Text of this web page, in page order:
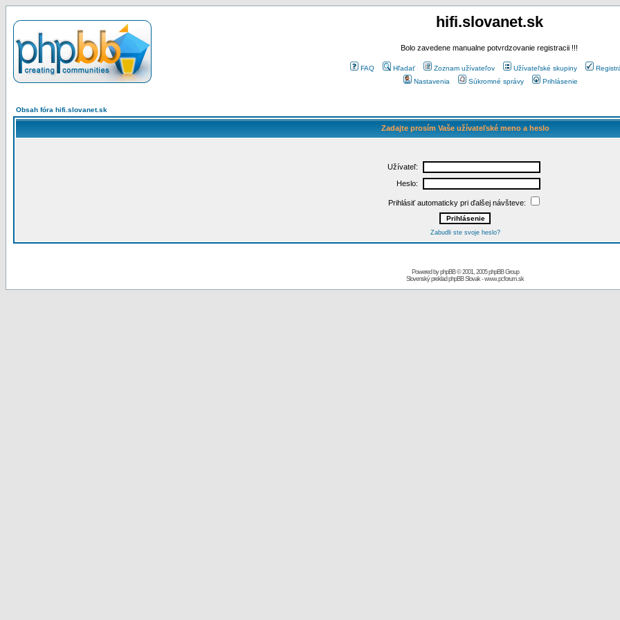
hifi.slovanet.sk
Bolo zavedene manualne potvrdzovanie registracii !!!
FAQ Hľadať Zoznam užívateľov Užívateľské skupiny
Nastavenia
Súkromné správy Prihlásenie
Obsah fóra hifi.slovanet.sk
Zadajte prosím Vaše užívateľské meno a heslo
Užívateľ:
Heslo:
Prihlásiť automaticky pri ďalšej návšteve:
Zabudli ste svoje heslo?
Powered byphpBB© 2001, 2005 phpBB Group
Slovenský preklad phpBB Slovak-www.pcforum.sk